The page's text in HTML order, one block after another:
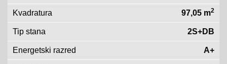
Kvadratura 97,05 m2
Tip stana 2S+DB
Energetski razred A+